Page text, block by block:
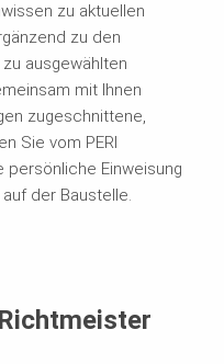
zu aktuellen
zu den
ausgewählten
mit Ihnen
zugeschnittene,
Sie vom PERI
Einweisung
der Baustelle.